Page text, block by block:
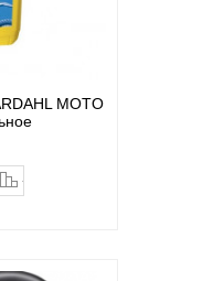
MOTO
закладки